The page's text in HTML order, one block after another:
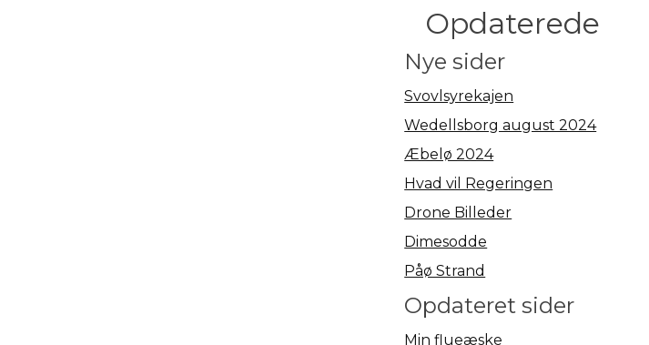
Opdaterede
Nye sider
Svovlsyrekajen
Wedellsborg august 2024
Æbelø 2024
Hvad vil Regeringen
Drone Billeder
Dimesodde
Påø Strand
Opdateret sider
Min flueæske